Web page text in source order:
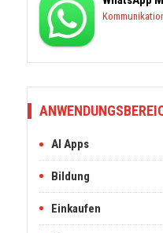
AI Apps
Bildung
Einkaufen